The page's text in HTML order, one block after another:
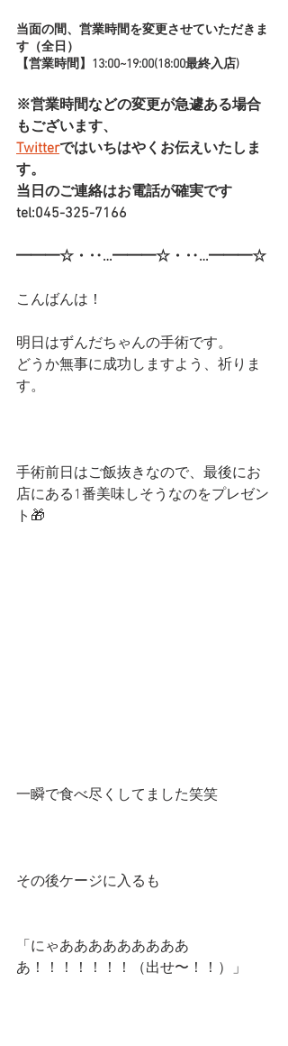
当面の間、営業時間を変更させていただきま
す（全日）
【営業時間】13:00~19:00(18:00最終入店)
※営業時間などの変更が急遽ある場合
もございます、
Twitterではいちはやくお伝えいたしま
す。
当日のご連絡はお電話が確実です
tel:045-325-7166
━━━☆・‥…━━━☆・‥…━━━☆
こんばんは！
明日はずんだちゃんの手術です。
どうか無事に成功しますよう、祈りま
す。
手術前日はご飯抜きなので、最後にお
店にある1番美味しそうなのをプレゼン
ト🎁
一瞬で食べ尽くしてました笑笑
その後ケージに入るも
「にゃあああああああああ
あ！！！！！！！（出せ〜！！）」